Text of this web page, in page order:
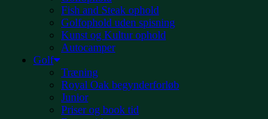
Fish and Steak ophold
Golfophold uden spisning
Kunst og Kultur ophold
Autocamper
Golf
Træning
Royal Oak begynderforløb
Junior
Priser og book tid